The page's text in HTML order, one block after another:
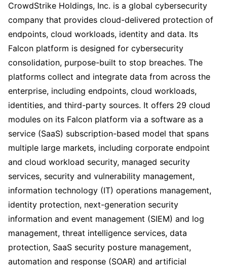
CrowdStrike Holdings, Inc. is a global cybersecurity
company that provides cloud-delivered protection of
endpoints, cloud workloads, identity and data. Its
Falcon platform is designed for cybersecurity
consolidation, purpose-built to stop breaches. The
platforms collect and integrate data from across the
enterprise, including endpoints, cloud workloads,
identities, and third-party sources. It offers 29 cloud
modules on its Falcon platform via a software as a
service (SaaS) subscription-based model that spans
multiple large markets, including corporate endpoint
and cloud workload security, managed security
services, security and vulnerability management,
information technology (IT) operations management,
identity protection, next-generation security
information and event management (SIEM) and log
management, threat intelligence services, data
protection, SaaS security posture management,
automation and response (SOAR) and artificial